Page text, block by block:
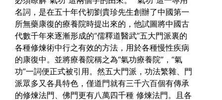
名詞，是在五十年代初劉貴珍先生創辦了中國第一
所無藥康復的療養院時提出來的，他試圖將中國古
代數千年來逐漸形成的“儒釋道醫武”五大門派裏的
各種修煉術中行之有效的方法，用於各種慢性疾病
的康復中。並將療養院稱之為“氣功療養院”，“氣
功”一詞便正式被引用。然五大門派，功法繁雜、門
派眾多又各具特色，僅道門就有三千六百個有傳承
的修煉法門、佛門更有八萬四千種 修煉法門。且各